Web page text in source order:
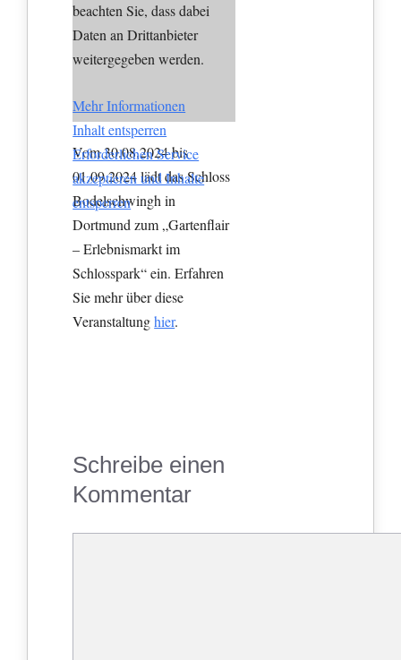
beachten Sie, dass dabei
Daten an Drittanbieter
weitergegeben werden.
Mehr Informationen
Inhalt entsperren
Erforderlichen Service
akzeptieren und Inhalte
entsperren
Vom 30.08.2024 bis
01.09.2024 lädt das Schloss
Bodelschwingh in
Dortmund zum „Gartenflair
– Erlebnismarkt im
Schlosspark“ ein. Erfahren
Sie mehr über diese
Veranstaltunghier.
Schreibe einen
Kommentar